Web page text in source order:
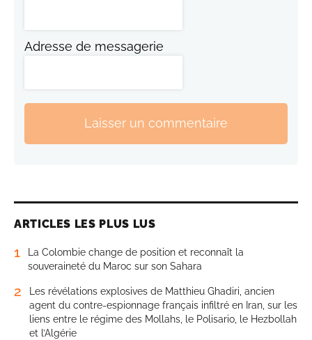
Adresse de messagerie
Laisser un commentaire
ARTICLES LES PLUS LUS
1
La Colombie change de position et reconnaît la
souveraineté du Maroc sur son Sahara
2
Les révélations explosives de Matthieu Ghadiri, ancien
agent du contre-espionnage français infiltré en Iran, sur les
liens entre le régime des Mollahs, le Polisario, le Hezbollah
et l’Algérie